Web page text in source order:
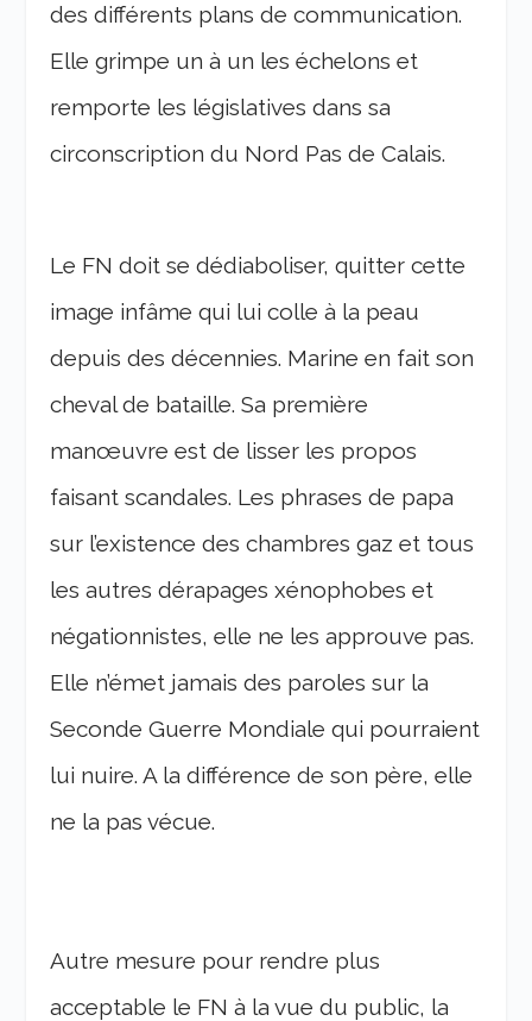
des différents plans de communication.
Elle grimpe un à un les échelons et
remporte les législatives dans sa
circonscription du Nord Pas de Calais.
Le FN doit se dédiaboliser, quitter cette
image infâme qui lui colle à la peau
depuis des décennies. Marine en fait son
cheval de bataille. Sa première
manœuvre est de lisser les propos
faisant scandales. Les phrases de papa
sur l’existence des chambres gaz et tous
les autres dérapages xénophobes et
négationnistes, elle ne les approuve pas.
Elle n’émet jamais des paroles sur la
Seconde Guerre Mondiale qui pourraient
lui nuire. A la différence de son père, elle
ne la pas vécue.
Autre mesure pour rendre plus
acceptable le FN à la vue du public, la